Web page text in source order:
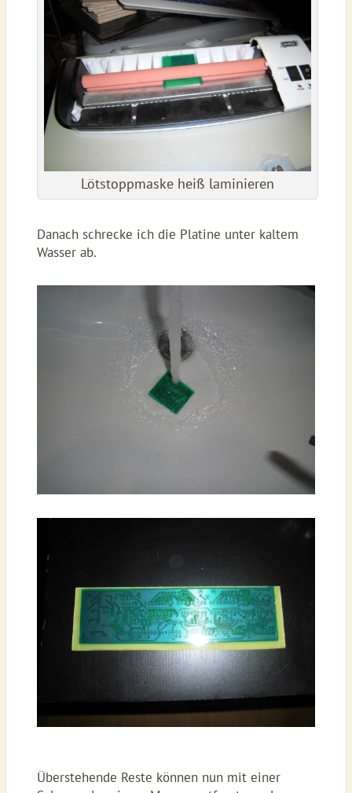
Lötstoppmaske heiß laminieren
Danach schrecke ich die Platine unter kaltem
Wasser ab.
Überstehende Reste können nun mit einer